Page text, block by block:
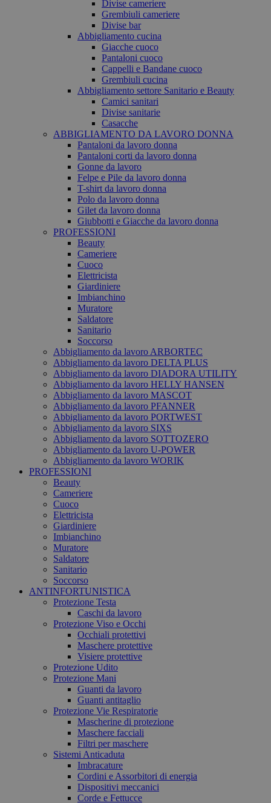
Divise cameriere
Grembiuli cameriere
Divise bar
Abbigliamento cucina
Giacche cuoco
Pantaloni cuoco
Cappelli e Bandane cuoco
Grembiuli cucina
Abbigliamento settore Sanitario e Beauty
Camici sanitari
Divise sanitarie
Casacche
ABBIGLIAMENTO DA LAVORO DONNA
Pantaloni da lavoro donna
Pantaloni corti da lavoro donna
Gonne da lavoro
Felpe e Pile da lavoro donna
T-shirt da lavoro donna
Polo da lavoro donna
Gilet da lavoro donna
Giubbotti e Giacche da lavoro donna
PROFESSIONI
Beauty
Cameriere
Cuoco
Elettricista
Giardiniere
Imbianchino
Muratore
Saldatore
Sanitario
Soccorso
Abbigliamento da lavoro ARBORTEC
Abbigliamento da lavoro DELTA PLUS
Abbigliamento da lavoro DIADORA UTILITY
Abbigliamento da lavoro HELLY HANSEN
Abbigliamento da lavoro MASCOT
Abbigliamento da lavoro PFANNER
Abbigliamento da lavoro PORTWEST
Abbigliamento da lavoro SIXS
Abbigliamento da lavoro SOTTOZERO
Abbigliamento da lavoro U-POWER
Abbigliamento da lavoro WORIK
PROFESSIONI
Beauty
Cameriere
Cuoco
Elettricista
Giardiniere
Imbianchino
Muratore
Saldatore
Sanitario
Soccorso
ANTINFORTUNISTICA
Protezione Testa
Caschi da lavoro
Protezione Viso e Occhi
Occhiali protettivi
Maschere protettive
Visiere protettive
Protezione Udito
Protezione Mani
Guanti da lavoro
Guanti antitaglio
Protezione Vie Respiratorie
Mascherine di protezione
Maschere facciali
Filtri per maschere
Sistemi Anticaduta
Imbracature
Cordini e Assorbitori di energia
Dispositivi meccanici
Corde e Fettucce